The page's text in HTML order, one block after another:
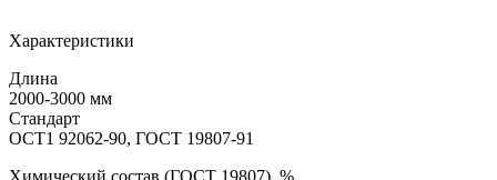
Характеристики
Длина
2000-3000 мм
Стандарт
ОСТ1 92062-90, ГОСТ 19807-91
Химический состав (ГОСТ 19807), %